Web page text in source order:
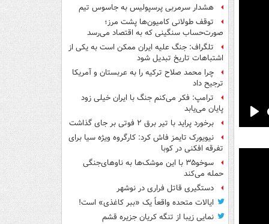
هشدار سرمربی پرسپولیس به جاسوس تیم
توقف طولانی کامیون‌ها پشت مرز؛
صورت‌حساب سنگینی که به اقتصاد می‌رسد
تلگراف: جنگ علیه ایران ممکن است به یکی از
اشتباهات تاریخ تبدیل شود
چرا محمد صلاح ترکیه را به عربستان و آمریکا
ترجیح داد
ترامپ: فکر می‌کنم جنگ با ایران خیلی زود
پایان می‌یابد
برخورد پراید با تیر برق ۲ فوتی بر جای گذاشت
نیویورک تایمز فاش کرد: کارگروه ویژه سیا برای
تفرقه افکنی در کوبا
سوخو۳۵ با این موشک‌ها به ناوهای‌جنگی
حمله می‌کند
دستگیری قاتل فراری در نوشهر
ایالات متحده واقعاً یک «ببر کاغذی» است!
نمایی زیبا از تنگه کریان جزیره قشم